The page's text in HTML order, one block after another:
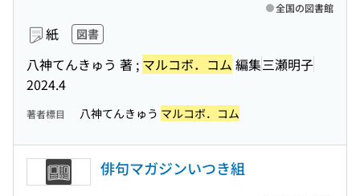
紙 図書
八神てんきゅう 著 ; マルコボ．コム 編集三瀬明子
2024.4
全国の図書館
著者標目 八神てんきゅう マルコボ．コム
俳句マガジンいつき組